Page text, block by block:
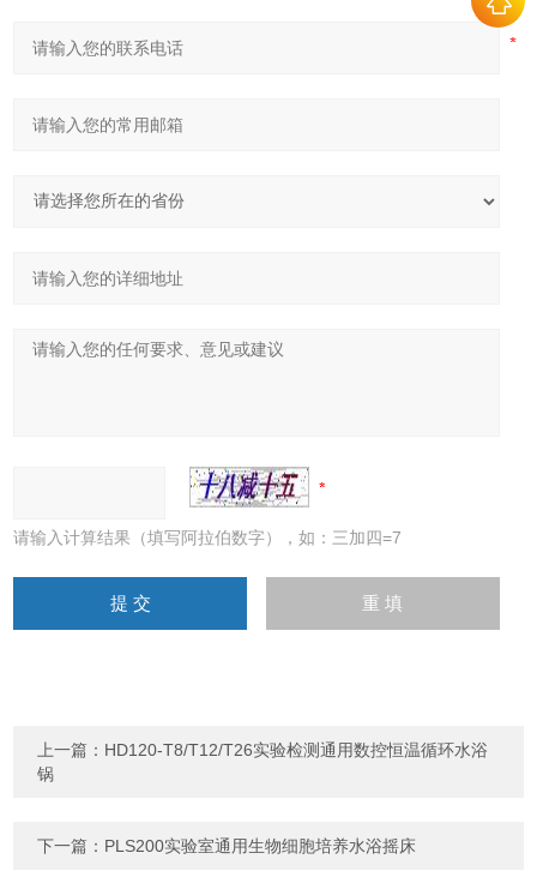
请输入计算结果（填写阿拉伯数字），如：三加四=7
上一篇： HD120-T8/T12/T26实验检测通用数控恒温循环水浴
锅
下一篇： PLS200实验室通用生物细胞培养水浴摇床